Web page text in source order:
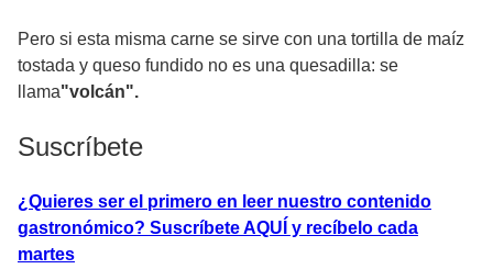
Pero si esta misma carne se sirve con una tortilla de maíz
tostada y queso fundido no es una quesadilla: se
llama"volcán".
Suscríbete
¿Quieres ser el primero en leer nuestro contenido
gastronómico? Suscríbete AQUÍ y recíbelo cada
martes